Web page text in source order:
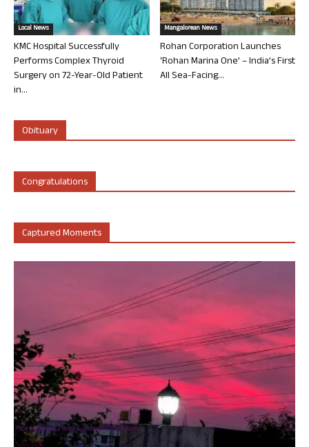
Local News
KMC Hospital Successfully
Performs Complex Thyroid
Surgery on 72-Year-Old Patient
in...
Mangalorean News
Rohan Corporation Launches
‘Rohan Marina One’ – India’s First
All Sea-Facing...
Obituary
Congratulations
Captured Moments